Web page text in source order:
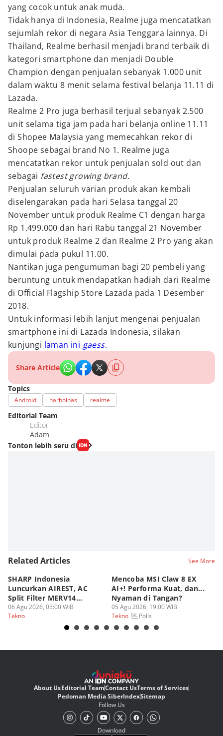
yang cocok untuk anak muda.
Tidak hanya di Indonesia, Realme juga mencatatkan
sejumlah rekor di negara Asia Tenggara lainnya. Di
Thailand, Realme berhasil menjadi brand terbaik di
kategori smartphone dan menjadi Double
Champion dengan penjualan sebanyak 1.000 unit
dalam waktu 8 menit selama festival belanja 11.11 di
Lazada.
Realme 2 Pro juga berhasil terjual sebanyak 2.500
unit selama tiga jam pada hari belanja online 11.11
di Shopee Malaysia yang memecahkan rekor di
Shoope sebagai brand No 1. Realme juga
mencatatkan rekor untuk penjualan sold out dan
sebagai fastest growing brand.
Penjualan seluruh varian produk akan kembali
diselengarakan pada hari Selasa tanggal 20
November untuk produk Realme C1 dengan harga
Rp 1.499.000 dan hari Rabu tanggal 21 November
untuk produk Realme 2 dan Realme 2 Pro yang akan
dimulai pada pukul 11.00.
Nantikan juga pengumuman bagi 20 pembeli yang
beruntung untuk mendapatkan hadiah dari Realme
di Official Flagship Store Lazada pada 1 Desember
2018.
Untuk informasi lebih lanjut mengenai penjualan
smartphone ini di Lazada Indonesia, silakan
kunjungi laman ini gaess.
Share Article
Topics
Android harbolnas realme
Editorial Team
Editor
Adam
Tonton lebih seru di
Related Articles See More
SHARP Indonesia
Luncurkan AIREST, AC
Split Filter MERV14
Perdana!
06 Agu 2026, 05:00 WIB
Tekno
Mencoba MSI Claw 8 EX
AI+! Performa Kuat, dan...
Nyaman di Tangan?
05 Agu 2026, 19:00 WIB
Tekno
Polls
About UsEditorial TeamContact UsTerms of Services
Pedoman Media SiberIndexSitemap
Follow Us
Download